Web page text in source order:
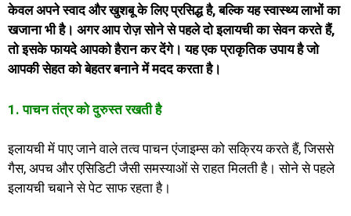
केवल अपने स्वाद और खुशबू के लिए प्रसिद्ध है, बल्कि यह स्वास्थ्य लाभों का
खजाना भी है। अगर आप रोज़ सोने से पहले दो इलायची का सेवन करते हैं,
तो इसके फायदे आपको हैरान कर देंगे। यह एक प्राकृतिक उपाय है जो
आपकी सेहत को बेहतर बनाने में मदद करता है।
1. पाचन तंत्र को दुरुस्त रखती है
इलायची में पाए जाने वाले तत्व पाचन एंजाइम्स को सक्रिय करते हैं, जिससे
गैस, अपच और एसिडिटी जैसी समस्याओं से राहत मिलती है। सोने से पहले
इलायची चबाने से पेट साफ रहता है।